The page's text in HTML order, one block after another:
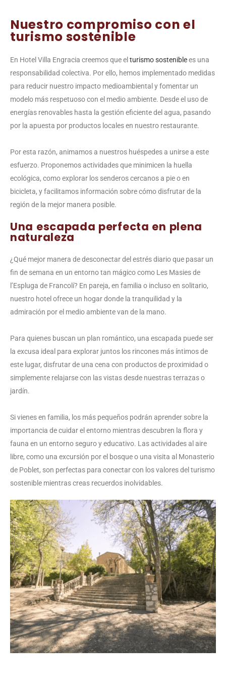
Nuestro compromiso con el
turismo sostenible
En Hotel Villa Engracia creemos que el turismo sosteniblees una
responsabilidad colectiva. Por ello, hemos implementado medidas
para reducir nuestro impacto medioambiental y fomentar un
modelo más respetuoso con el medio ambiente. Desde el uso de
energías renovables hasta la gestión eficiente del agua, pasando
por la apuesta por productos locales en nuestro restaurante.
Por esta razón, animamos a nuestros huéspedes a unirse a este
esfuerzo. Proponemos actividades que minimicen la huella
ecológica, como explorar los senderos cercanos a pie o en
bicicleta, y facilitamos información sobre cómo disfrutar de la
región de la mejor manera posible.
Una escapada perfecta en plena
naturaleza
¿Qué mejor manera de desconectar del estrés diario que pasar un
fin de semana en un entorno tan mágico como Les Masies de
l’Espluga de Francolí? En pareja, en familia o incluso en solitario,
nuestro hotel ofrece un hogar donde la tranquilidad y la
admiración por el medio ambiente van de la mano.
Para quienes buscan un plan romántico, una escapada puede ser
la excusa ideal para explorar juntos los rincones más íntimos de
este lugar, disfrutar de una cena con productos de proximidad o
simplemente relajarse con las vistas desde nuestras terrazas o
jardín.
Si vienes en familia, los más pequeños podrán aprender sobre la
importancia de cuidar el entorno mientras descubren la flora y
fauna en un entorno seguro y educativo. Las actividades al aire
libre, como una excursión por el bosque o una visita al Monasterio
de Poblet, son perfectas para conectar con los valores del turismo
sostenible mientras creas recuerdos inolvidables.